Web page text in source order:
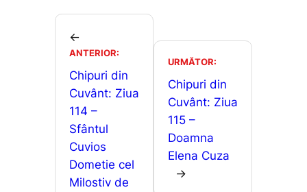
e
o
o
k
l
A
p
p
e
n
g
er
ta
a
z
ă
←
ANTERIOR:
Chipuri din
Cuvânt: Ziua
114 –
Sfântul
Cuvios
Dometie cel
Milostiv de
URMĂTOR:
Chipuri din
Cuvânt: Ziua
115 –
Doamna
Elena Cuza
→